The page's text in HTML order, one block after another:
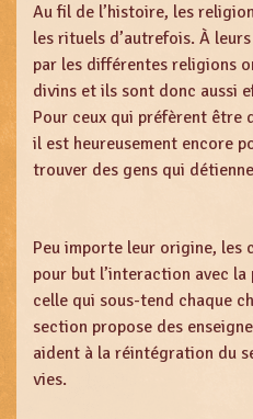
Au fil de l’histoire, les
les rituels d’autrefois. À
par les différentes religions
divins et ils sont donc aussi
Pour ceux qui préfèrent être
il est heureusement encore
trouver des gens qui
Peu importe leur origine, les
pour but l’interaction avec la
celle qui sous-tend chaque
section propose des
aident à la réintégration du
vies.